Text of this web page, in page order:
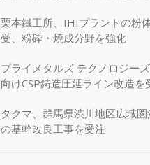
栗本鐵工所、IHIプラントの粉
受、粉砕・焼成分野を強化
プライメタルズ テクノロジー
向けCSP鋳造圧延ライン改造を
タクマ、群馬県渋川地区広域
の基幹改良工事を受注